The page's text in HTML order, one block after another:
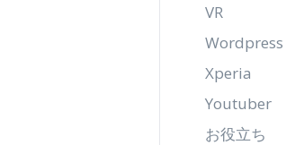
VR
Wordpress
Xperia
Youtuber
お役立ち